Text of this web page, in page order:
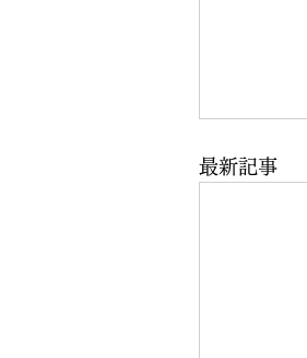
最新記事